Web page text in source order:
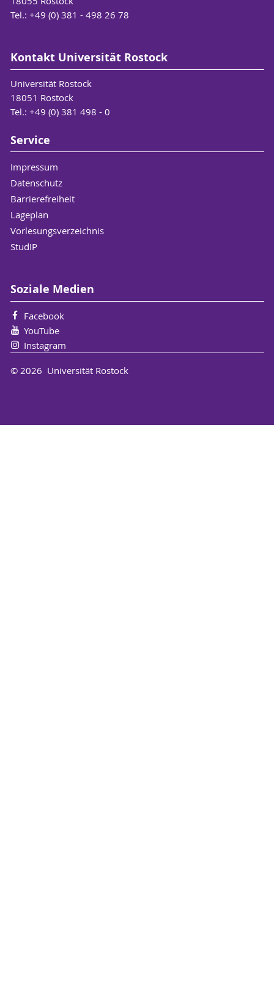
• "Überall steckt Kreativität drin:
Fettig, Jungmann, Koch
ISBN 978-3-497-03177-1
• "Zielgleicher und zieldifferenter inklusiver
Unterricht - Umgang mit Nachteilsausgleich"
Cathrin Grotjohann, Solveig Haugwitz
Verlag W. Kohlhammer
ISBN 978-3-17-040760-2
Tel.: +49 (0) 381 - 498 26 78
Kontakt Universität Rostock
Universität Rostock
18051 Rostock
Tel.: +49 (0) 381 498 - 0
Service
Impressum
Datenschutz
Barrierefreiheit
Lageplan
Vorlesungsverzeichnis
StudIP
Soziale Medien
Facebook
YouTube
Instagram
© 2026 Universität Rostock